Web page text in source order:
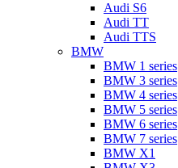
Audi S6
Audi TT
Audi TTS
BMW
BMW 1 series
BMW 3 series
BMW 4 series
BMW 5 series
BMW 6 series
BMW 7 series
BMW X1